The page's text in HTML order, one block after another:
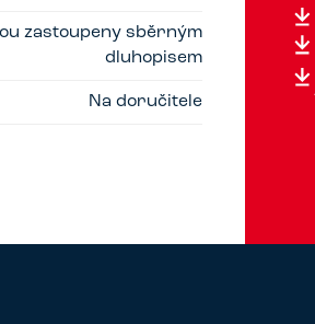
zastoupeny sběrným
dluhopisem
Na doručitele